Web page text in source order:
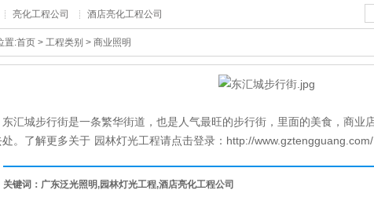
亮化工程公司 酒店亮化工程公司
置:首页 > 工程类别 > 商业照明
汇城步行街是一条繁华街道，也是人气最旺的步行街，里面的美食，商业
处。了解更多关于 园林灯光工程请点击登录：http://www.gztengguang.com/
关键词：广东泛光照明,园林灯光工程,酒店亮化工程公司